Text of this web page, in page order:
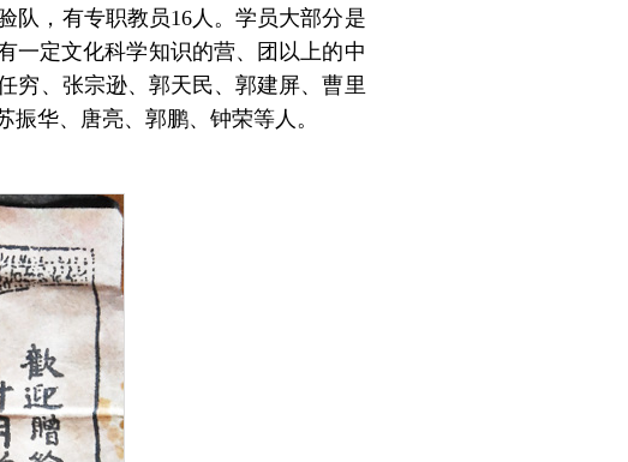
队，有专职教员16人。学员大部分是
一定文化科学知识的营、团以上的中
穷、张宗逊、郭天民、郭建屏、曹里
华、唐亮、郭鹏、钟荣等人。